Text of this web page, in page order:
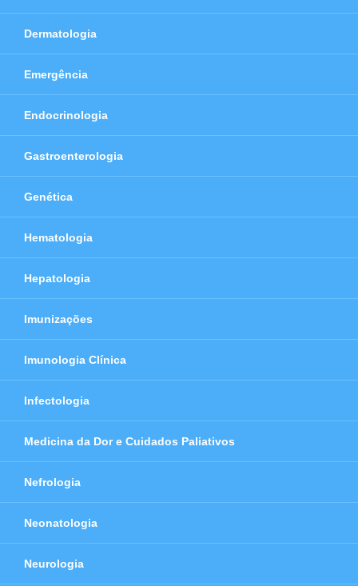
Dermatologia
Emergência
Endocrinologia
Gastroenterologia
Genética
Hematologia
Hepatologia
Imunizações
Imunologia Clínica
Infectologia
Medicina da Dor e Cuidados Paliativos
Nefrologia
Neonatologia
Neurologia